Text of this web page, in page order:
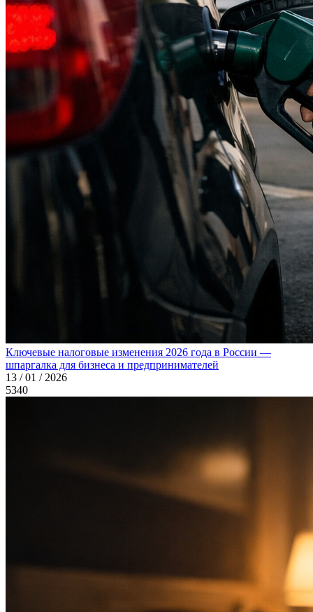
Ключевые налоговые изменения 2026 года в России —
шпаргалка для бизнеса и предпринимателей
13 / 01 / 2026
5340